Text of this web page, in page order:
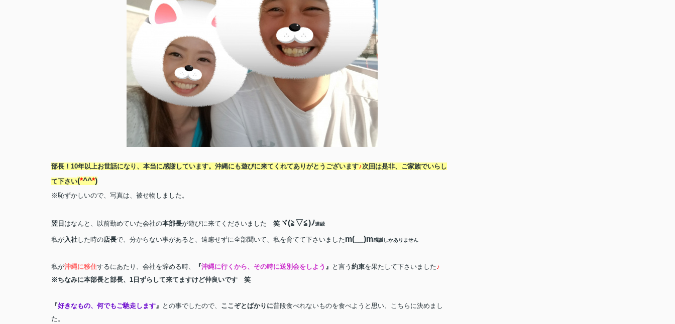
部長！ 10年以上お世話になり、本当に感謝しています。沖縄にも遊びに来てくれてありがとうございます♪次回は是非、ご家族でいらし
て下さい(*^^*)
※恥ずかしいので、写真は、被せ物しました。
翌日 はなんと、以前勤めていた会社の本部長が遊びに来てくださいました 笑 ヾ(≧▽≦)ﾉ連続
私が入社した時の店長で、分からない事があると、遠慮せずに全部聞いて、私を育てて下さいましたm(__)m感謝しかありません
私が沖縄に移住するにあたり、会社を辞める時、 『沖縄に行くから、その時に送別会をしよう 』 と言う 約束を果たして下さいました♪
※ちなみに本部長と部長、 1 日ずらして来てますけど仲良いです 笑
『好きなもの、何でもご馳走します』 との事でしたので、 ここぞとばかりに普段食べれないものを食べようと思い、こちらに決めまし
た。